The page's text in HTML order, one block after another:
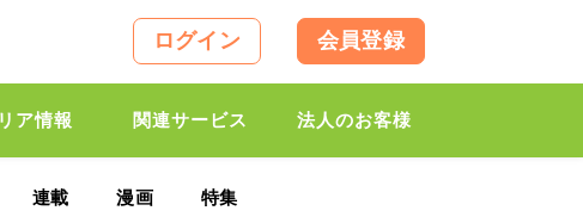
ログイン 会員登録
ア情報 関連サービス 法人のお客様
連載 漫画 特集